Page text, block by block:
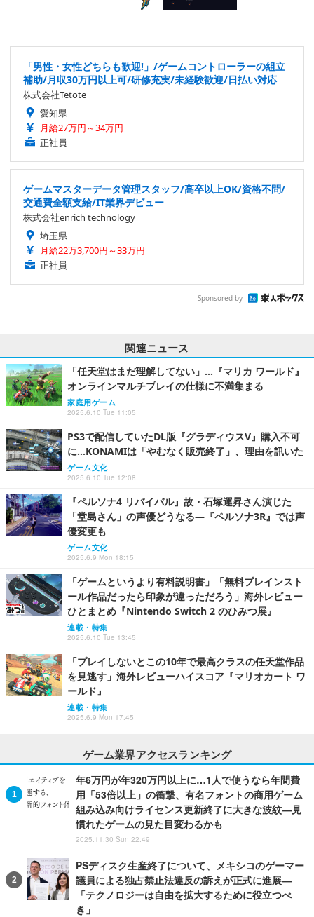
「男性・女性どちらも歓迎!」/ゲームコントローラーの組立
補助/月収30万円以上可/研修充実/未経験歓迎/日払い対応
株式会社Tetote
愛知県
月給27万円～34万円
正社員
ゲームマスターデータ管理スタッフ/高卒以上OK/資格不問/
交通費全額支給/IT業界デビュー
株式会社enrich technology
埼玉県
月給22万3,700円～33万円
正社員
Sponsored by
関連ニュース
「任天堂はまだ理解してない」…『マリカ ワールド』
オンラインマルチプレイの仕様に不満集まる
家庭用ゲーム
2025.6.10 Tue 11:05
PS3で配信していたDL版『グラディウスV』購入不可
に…KONAMIは「やむなく販売終了」、理由を訊いた
ゲーム文化
2025.6.10 Tue 12:08
『ペルソナ4 リバイバル』故・石塚運昇さん演じた
「堂島さん」の声優どうなる―『ペルソナ3R』では声
優変更も
ゲーム文化
2025.6.9 Mon 18:15
「ゲームというより有料説明書」「無料プレインスト
ール作品だったら印象が違っただろう」海外レビュー
ひとまとめ『Nintendo Switch 2 のひみつ展』
連載・特集
2025.6.10 Tue 13:45
「プレイしないとこの10年で最高クラスの任天堂作品
を見逃す」海外レビューハイスコア『マリオカート ワ
ールド』
連載・特集
2025.6.9 Mon 17:45
ゲーム業界アクセスランキング
年6万円が年320万円以上に…1人で使うなら年間費
用「53倍以上」の衝撃、有名フォントの商用ゲーム
組み込み向けライセンス更新終了に大きな波紋―見
慣れたゲームの見た目変わるかも
2025.11.30 Sun 22:49
PSディスク生産終了について、メキシコのゲーマー
議員による独占禁止法違反の訴えが正式に進展―
「テクノロジーは自由を拡大するために役立つべ
き」